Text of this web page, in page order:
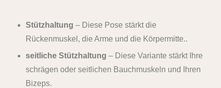
Stützhaltung – Diese Pose stärkt die
Rückenmuskel, die Arme und die Körpermitte..
seitliche Stützhaltung – Diese Variante stärkt Ihre
schrägen oder seitlichen Bauchmuskeln und Ihren
Bizeps.